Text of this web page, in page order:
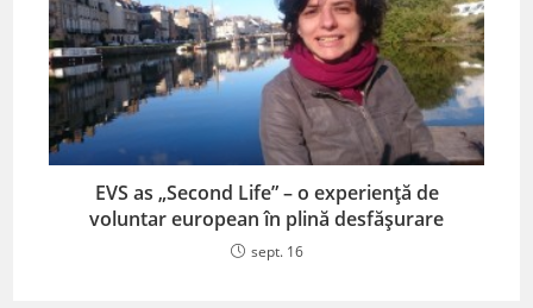
EVS as „Second Life” – o experiență de
voluntar european în plină desfășurare
sept. 16